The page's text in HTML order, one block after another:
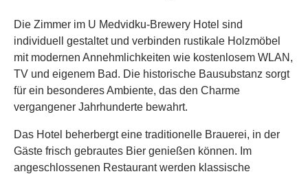
Die Zimmer im U Medvidku-Brewery Hotel sind
individuell gestaltet und verbinden rustikale Holzmöbel
mit modernen Annehmlichkeiten wie kostenlosem WLAN,
TV und eigenem Bad. Die historische Bausubstanz sorgt
für ein besonderes Ambiente, das den Charme
vergangener Jahrhunderte bewahrt.
Das Hotel beherbergt eine traditionelle Brauerei, in der
Gäste frisch gebrautes Bier genießen können. Im
angeschlossenen Restaurant werden klassische